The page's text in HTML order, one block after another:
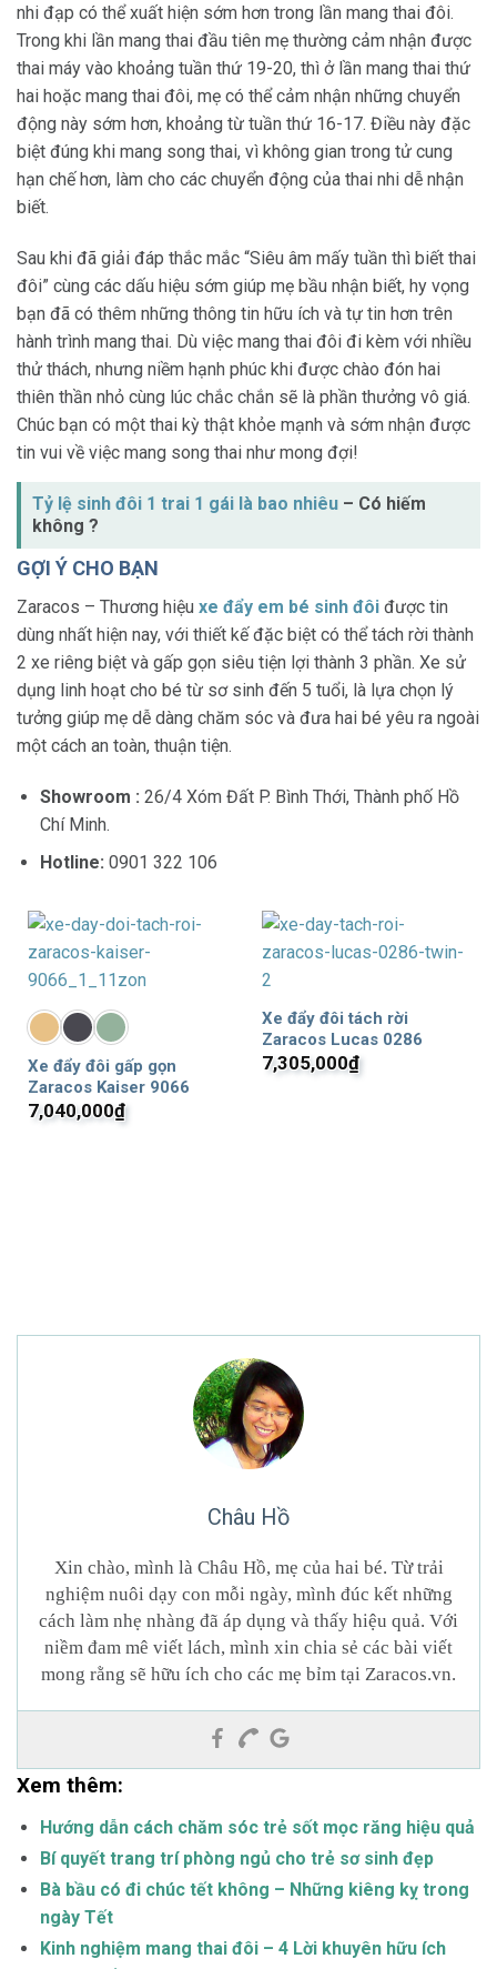
nhi đạp có thể xuất hiện sớm hơn trong lần mang thai đôi.
Trong khi lần mang thai đầu tiên mẹ thường cảm nhận được
thai máy vào khoảng tuần thứ 19-20, thì ở lần mang thai thứ
hai hoặc mang thai đôi, mẹ có thể cảm nhận những chuyển
động này sớm hơn, khoảng từ tuần thứ 16-17. Điều này đặc
biệt đúng khi mang song thai, vì không gian trong tử cung
hạn chế hơn, làm cho các chuyển động của thai nhi dễ nhận
biết.
Sau khi đã giải đáp thắc mắc “Siêu âm mấy tuần thì biết thai
đôi” cùng các dấu hiệu sớm giúp mẹ bầu nhận biết, hy vọng
bạn đã có thêm những thông tin hữu ích và tự tin hơn trên
hành trình mang thai. Dù việc mang thai đôi đi kèm với nhiều
thử thách, nhưng niềm hạnh phúc khi được chào đón hai
thiên thần nhỏ cùng lúc chắc chắn sẽ là phần thưởng vô giá.
Chúc bạn có một thai kỳ thật khỏe mạnh và sớm nhận được
tin vui về việc mang song thai như mong đợi!
Tỷ lệ sinh đôi 1 trai 1 gái là bao nhiêu – Có hiếm
không ?
GỢI Ý CHO BẠN
Zaracos – Thương hiệu xe đẩy em bé sinh đôi được tin
dùng nhất hiện nay, với thiết kế đặc biệt có thể tách rời thành
2 xe riêng biệt và gấp gọn siêu tiện lợi thành 3 phần. Xe sử
dụng linh hoạt cho bé từ sơ sinh đến 5 tuổi, là lựa chọn lý
tưởng giúp mẹ dễ dàng chăm sóc và đưa hai bé yêu ra ngoài
một cách an toàn, thuận tiện.
Showroom : 26/4 Xóm Đất P. Bình Thới, Thành phố Hồ
Chí Minh.
Hotline: 0901 322 106
Xe đẩy đôi gấp gọn
Zaracos Kaiser 9066
7,040,000₫
Xe đẩy đôi tách rời
Zaracos Lucas 0286
7,305,000₫
Châu Hồ
Xin chào, mình là Châu Hồ, mẹ của hai bé. Từ trải
nghiệm nuôi dạy con mỗi ngày, mình đúc kết những
cách làm nhẹ nhàng đã áp dụng và thấy hiệu quả. Với
niềm đam mê viết lách, mình xin chia sẻ các bài viết
mong rằng sẽ hữu ích cho các mẹ bỉm tại Zaracos.vn.
Xem thêm:
Hướng dẫn cách chăm sóc trẻ sốt mọc răng hiệu quả
Bí quyết trang trí phòng ngủ cho trẻ sơ sinh đẹp
Bà bầu có đi chúc tết không – Những kiêng kỵ trong
ngày Tết
Kinh nghiệm mang thai đôi – 4 Lời khuyên hữu ích